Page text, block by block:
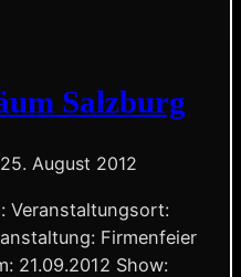
Salzburg
25. August 2012
Veranstaltungsort:
Firmenfeier
21.09.2012 Show: